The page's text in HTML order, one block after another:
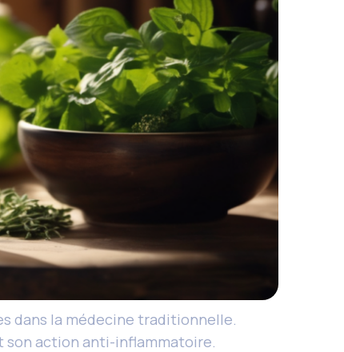
dans la médecine traditionnelle.
son action anti-inflammatoire.